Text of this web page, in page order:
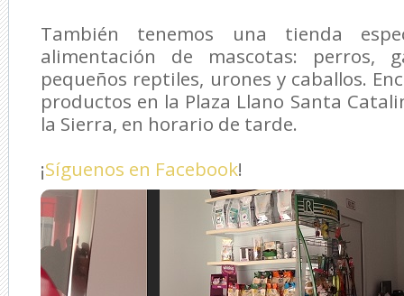
También tenemos una tienda
alimentación de mascotas: perros,
pequeños reptiles, urones y caballos.
productos en la Plaza Llano Santa
la Sierra, en horario de tarde.
¡Síguenos en Facebook!